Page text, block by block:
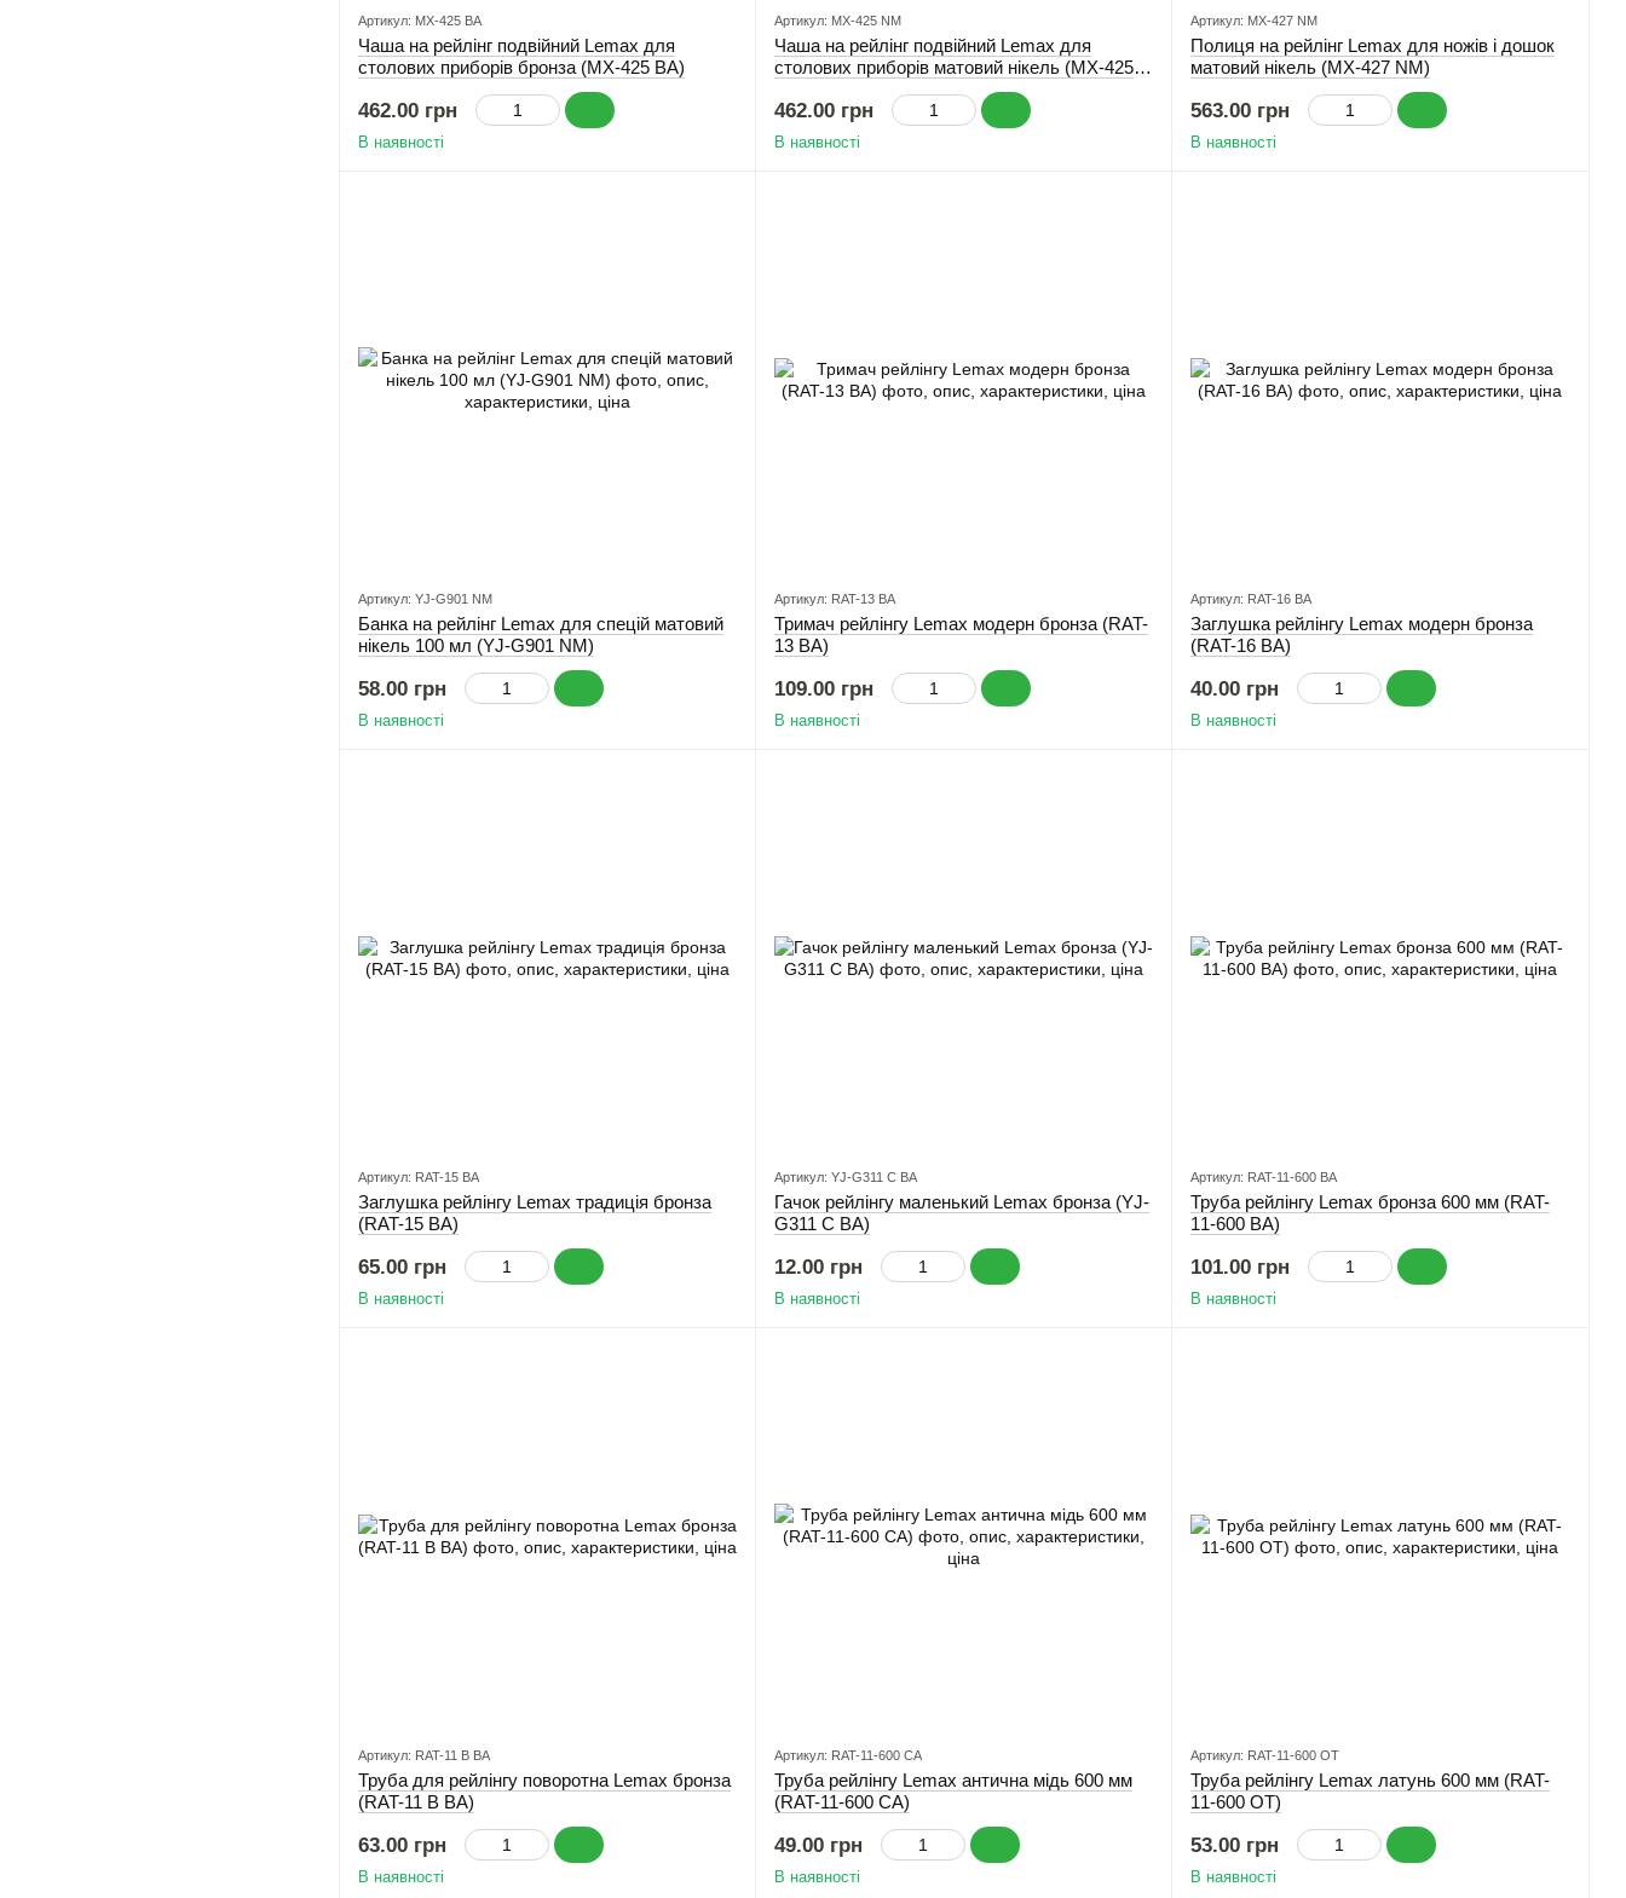
Артикул: MX-425 BA
Чаша на рейлінг подвійний Lemax для
столових приборів бронза (MX-425 BA)
462.00 грн
В наявності
Артикул: MX-425 NM
Чаша на рейлінг подвійний Lemax для
столових приборів матовий нікель (MX-425
462.00 грн
В наявності
Артикул: MX-427 NM
Полиця на рейлінг Lemax для ножів і дошок
матовий нікель (MX-427 NM)
563.00 грн
В наявності
Артикул: YJ-G901 NM
Банка на рейлінг Lemax для спецій матовий
нікель 100 мл (YJ-G901 NM)
58.00 грн
В наявності
Артикул: RAT-13 ВА
Тримач рейлінгу Lemax модерн бронза (RAT-
13 ВА)
109.00 грн
В наявності
Артикул: RAT-16 ВА
Заглушка рейлінгу Lemax модерн бронза
(RAT-16 ВА)
40.00 грн
В наявності
Артикул: RAT-15 BA
Заглушка рейлінгу Lemax традиція бронза
(RAT-15 BA)
65.00 грн
В наявності
Артикул: YJ-G311 C BA
Гачок рейлінгу маленький Lemax бронза (YJ-
G311 C BA)
12.00 грн
В наявності
Артикул: RAT-11-600 BA
Труба рейлінгу Lemax бронза 600 мм (RAT-
11-600 BA)
101.00 грн
В наявності
Артикул: RAT-11 B ВА
Труба для рейлінгу поворотна Lemax бронза
(RAT-11 B ВА)
63.00 грн
В наявності
Артикул: RAT-11-600 СА
Труба рейлінгу Lemax антична мідь 600 мм
(RAT-11-600 СА)
49.00 грн
В наявності
Артикул: RAT-11-600 ОТ
Труба рейлінгу Lemax латунь 600 мм (RAT-
11-600 ОТ)
53.00 грн
В наявності